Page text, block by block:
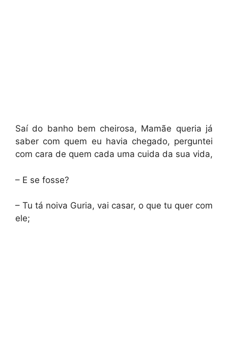
Saí do banho bem cheirosa, Mamãe queria já
saber com quem eu havia chegado, perguntei
com cara de quem cada uma cuida da sua vida,
– E se fosse?
– Tu tá noiva Guria, vai casar, o que tu quer com
ele;